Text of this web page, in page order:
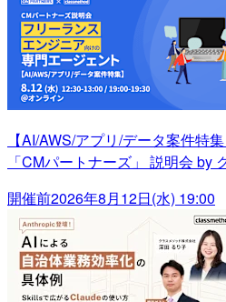
【AI/AWS/アプリ/データ案件特
「CMパートナーズ」 説明会 by
開催前2026年8月12日(水) 19:00